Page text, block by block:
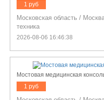
1 руб
Московская область /
техника
2026-08-06 16:46:38
Мостовая медицинская
1 руб